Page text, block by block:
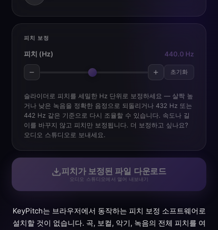
피치 보정
피치 (Hz) 440.0 Hz
− + 초기화
슬라이더로 피치를 세밀한 Hz 단위로 보정하세요 — 살짝 높
거나 낮은 녹음을 정확한 음정으로 되돌리거나 432 Hz 또는
442 Hz 같은 기준으로 다시 조율할 수 있습니다. 속도나 길
이를 바꾸지 않고 피치만 보정됩니다. 더 보정하고 싶나요?
오디오 스튜디오로 보내세요.
피치가 보정된 파일 다운로드
오디오 스튜디오에서 열어 내보내기
KeyPitch는 브라우저에서 동작하는 피치 보정 소프트웨어로
설치할 것이 없습니다. 곡, 보컬, 악기, 녹음의 전체 피치를 여